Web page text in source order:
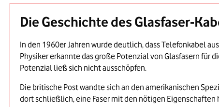
Die Geschichte des Glasfaser-
In den 1960er Jahren wurde deutlich, dass Telefonkabel
Physiker erkannte das große Potenzial von Glasfasern für
Potenzial ließ sich nicht ausschöpfen.
Die britische Post wandte sich an den amerikanischen
dort schließlich, eine Faser mit den nötigen Eigenschaften